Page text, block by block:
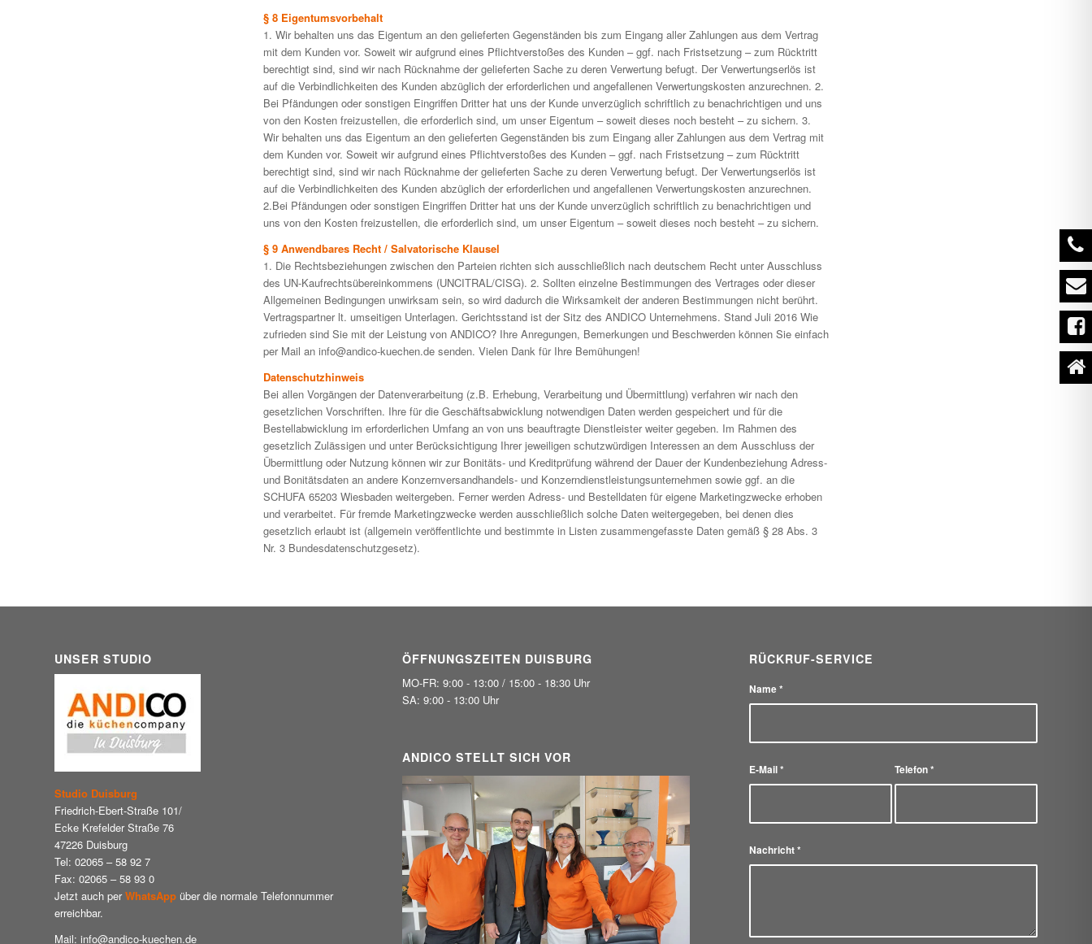
§ 8 Eigentumsvorbehalt
1. Wir behalten uns das Eigentum an den gelieferten Gegenständen bis zum Eingang aller Zahlungen aus dem Vertrag
mit dem Kunden vor. Soweit wir aufgrund eines Pflichtverstoßes des Kunden – ggf. nach Fristsetzung – zum Rücktritt
berechtigt sind, sind wir nach Rücknahme der gelieferten Sache zu deren Verwertung befugt. Der Verwertungserlös ist
auf die Verbindlichkeiten des Kunden abzüglich der erforderlichen und angefallenen Verwertungskosten anzurechnen. 2.
Bei Pfändungen oder sonstigen Eingriffen Dritter hat uns der Kunde unverzüglich schriftlich zu benachrichtigen und uns
von den Kosten freizustellen, die erforderlich sind, um unser Eigentum – soweit dieses noch besteht – zu sichern. 3.
Wir behalten uns das Eigentum an den gelieferten Gegenständen bis zum Eingang aller Zahlungen aus dem Vertrag mit
dem Kunden vor. Soweit wir aufgrund eines Pflichtverstoßes des Kunden – ggf. nach Fristsetzung – zum Rücktritt
berechtigt sind, sind wir nach Rücknahme der gelieferten Sache zu deren Verwertung befugt. Der Verwertungserlös ist
auf die Verbindlichkeiten des Kunden abzüglich der erforderlichen und angefallenen Verwertungskosten anzurechnen.
2.Bei Pfändungen oder sonstigen Eingriffen Dritter hat uns der Kunde unverzüglich schriftlich zu benachrichtigen und
uns von den Kosten freizustellen, die erforderlich sind, um unser Eigentum – soweit dieses noch besteht – zu sichern.
§ 9 Anwendbares Recht / Salvatorische Klausel
1. Die Rechtsbeziehungen zwischen den Parteien richten sich ausschließlich nach deutschem Recht unter Ausschluss
des UN-Kaufrechtsübereinkommens (UNCITRAL/CISG). 2. Sollten einzelne Bestimmungen des Vertrages oder dieser
Allgemeinen Bedingungen unwirksam sein, so wird dadurch die Wirksamkeit der anderen Bestimmungen nicht berührt.
Vertragspartner lt. umseitigen Unterlagen. Gerichtsstand ist der Sitz des ANDICO Unternehmens. Stand Juli 2016 Wie
zufrieden sind Sie mit der Leistung von ANDICO? Ihre Anregungen, Bemerkungen und Beschwerden können Sie einfach
per Mail an info@andico-kuechen.de senden. Vielen Dank für Ihre Bemühungen!
Datenschutzhinweis
Bei allen Vorgängen der Datenverarbeitung (z.B. Erhebung, Verarbeitung und Übermittlung) verfahren wir nach den
gesetzlichen Vorschriften. Ihre für die Geschäftsabwicklung notwendigen Daten werden gespeichert und für die
Bestellabwicklung im erforderlichen Umfang an von uns beauftragte Dienstleister weiter gegeben. Im Rahmen des
gesetzlich Zulässigen und unter Berücksichtigung Ihrer jeweiligen schutzwürdigen Interessen an dem Ausschluss der
Übermittlung oder Nutzung können wir zur Bonitäts- und Kreditprüfung während der Dauer der Kundenbeziehung Adress-
und Bonitätsdaten an andere Konzernversandhandels- und Konzerndienstleistungsunternehmen sowie ggf. an die
SCHUFA 65203 Wiesbaden weitergeben. Ferner werden Adress- und Bestelldaten für eigene Marketingzwecke erhoben
und verarbeitet. Für fremde Marketingzwecke werden ausschließlich solche Daten weitergegeben, bei denen dies
gesetzlich erlaubt ist (allgemein veröffentlichte und bestimmte in Listen zusammengefasste Daten gemäß § 28 Abs. 3
Nr. 3 Bundesdatenschutzgesetz).
UNSER STUDIO
Studio Duisburg
Friedrich-Ebert-Straße 101/
Ecke Krefelder Straße 76
47226 Duisburg
Tel: 02065 – 58 92 7
Fax: 02065 – 58 93 0
Jetzt auch perWhatsApp über die normale Telefonnummer
erreichbar.
Mail: info@andico-kuechen.de
ÖFFNUNGSZEITEN DUISBURG
MO-FR: 9:00 - 13:00 / 15:00 - 18:30 Uhr
SA: 9:00 - 13:00 Uhr
ANDICO STELLT SICH VOR
RÜCKRUF-SERVICE
Name*
E-Mail* Telefon*
Nachricht*